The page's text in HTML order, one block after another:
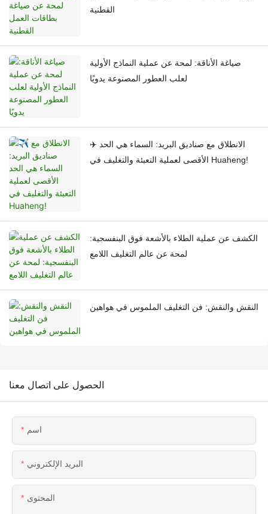
القطنية
صياغة الأناقة: لمحة عن عملية النماذج الأولية
لعلب العطور المصنوعة يدويًا
✈️ الانطلاق مع صناديق البريد: السماء هي الحد
الأقصى لعملية التعبئة والتغليف في Huaheng!
الكشف عن عملية الطلاء بالأشعة فوق البنفسجية:
لمحة عن عالم التغليف اللامع
النقش والنقش: فن التغليف الملموس في هواهين
الحصول على اتصال معنا
اسم
البريد الإلكتروني
المحتوى